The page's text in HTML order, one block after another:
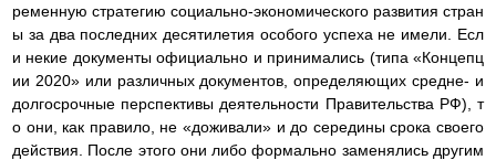
ременную стратегию социально-экономического развития стран
ы за два последних десятилетия особого успеха не имели. Есл
и некие документы официально и принимались (типа «Концепц
ии 2020» или различных документов, определяющих средне- и
долгосрочные перспективы деятельности Правительства РФ), т
о они, как правило, не «доживали» и до середины срока своего
действия. После этого они либо формально заменялись другим